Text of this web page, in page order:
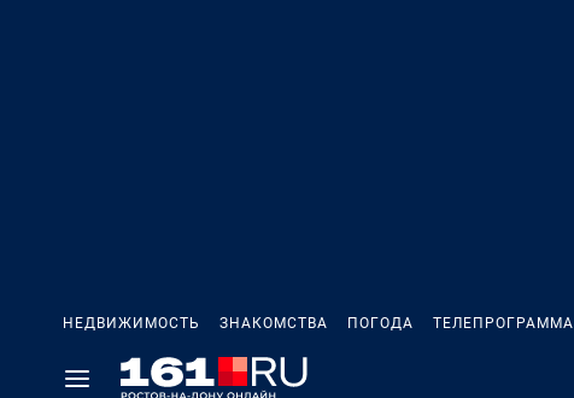
НЕДВИЖИМОСТЬ ЗНАКОМСТВА ПОГОДА ТЕЛЕПРОГРАММА